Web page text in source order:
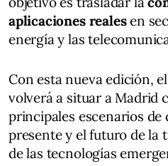
aplicaciones realesen
energía y las
Con esta nueva edición,
volverá a situar a Madrid
principales escenarios de
presente y el futuro de la
de las tecnologías